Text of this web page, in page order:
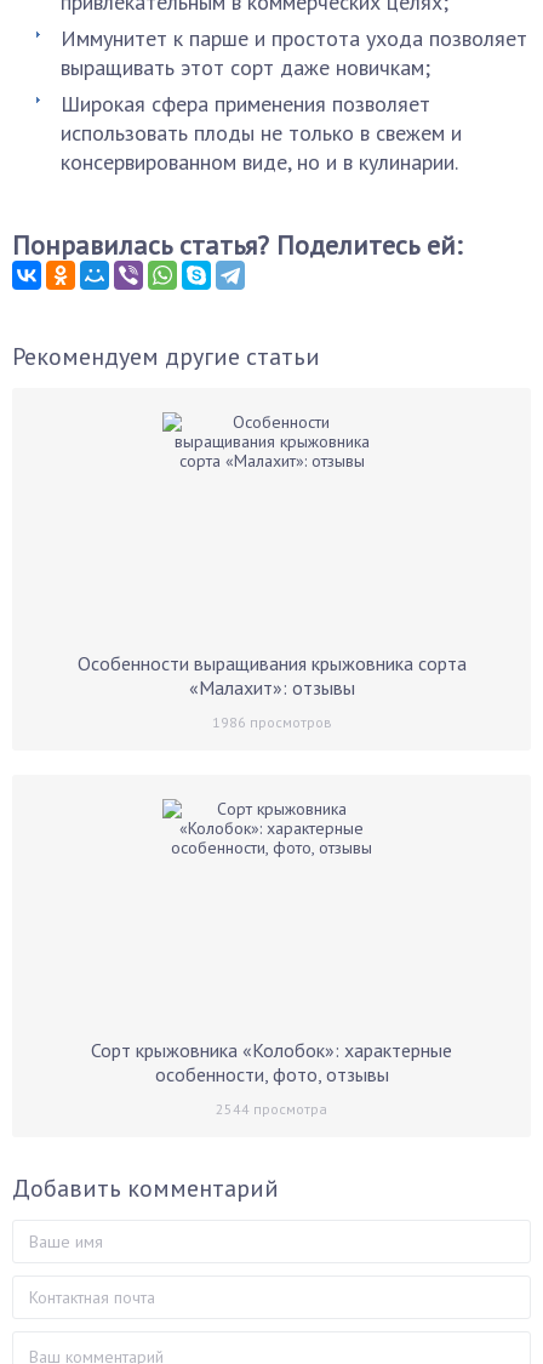
Иммунитет к парше и простота ухода позволяет
выращивать этот сорт даже новичкам;
Широкая сфера применения позволяет
использовать плоды не только в свежем и
консервированном виде, но и в кулинарии.
Понравилась статья? Поделитесь ей:
Рекомендуем другие статьи
Особенности выращивания крыжовника сорта
«Малахит»: отзывы
1986 просмотров
Сорт крыжовника «Колобок»: характерные
особенности, фото, отзывы
2544 просмотра
Добавить комментарий